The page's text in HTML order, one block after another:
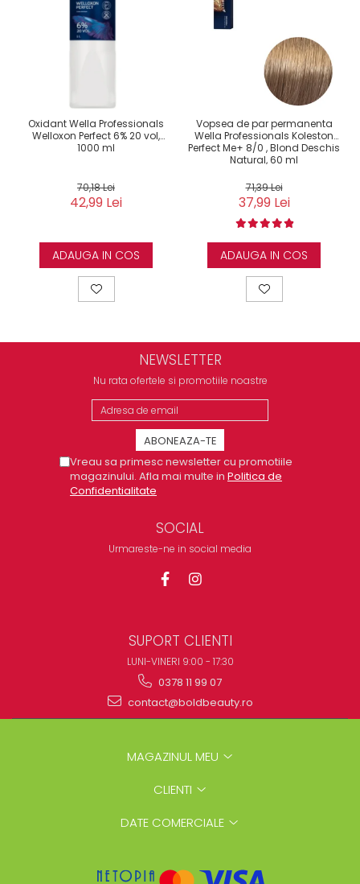
Oxidant Wella Professionals
Welloxon Perfect 6% 20 vol,
1000 ml
70,18 Lei
42,99 Lei
ADAUGA IN COS
Vopsea de par permanenta
Wella Professionals Koleston
Perfect Me+ 8/0 , Blond Deschis
Natural, 60 ml
71,39 Lei
37,99 Lei
ADAUGA IN COS
NEWSLETTER
Nu rata ofertele si promotiile noastre
Vreau sa primesc newsletter cu promotiile
magazinului. Afla mai multe in Politica de
Confidentialitate
SOCIAL
Urmareste-ne in social media
SUPORT CLIENTI
LUNI-VINERI 9:00 - 17:30
0378 11 99 07
contact@boldbeauty.ro
MAGAZINUL MEU
CLIENTI
DATE COMERCIALE